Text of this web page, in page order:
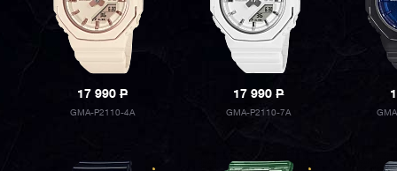
17 990P
GMA-P2110-4A
17 990P
GMA-P2110-7A